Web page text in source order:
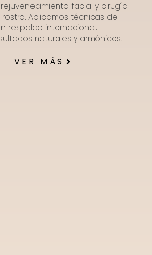
facial y cirugía
Aplicamos técnicas de
respaldo internacional,
naturales y armónicos.
VER MÁS